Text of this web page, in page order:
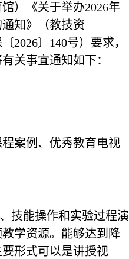
）《关于举办2026年
知》（教技资
2026〕 140号）要求，
关事宜通知如下：
案例、优秀教育电视
技能操作和实验过程演
学资源。能够达到降
形式可以是讲授视